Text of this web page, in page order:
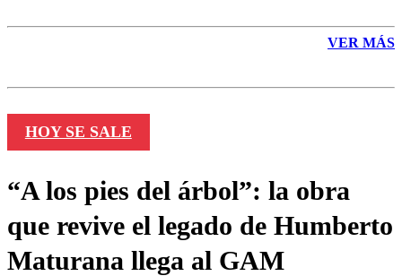
VER MÁS
HOY SE SALE
“A los pies del árbol”: la obra
que revive el legado de Humberto
Maturana llega al GAM